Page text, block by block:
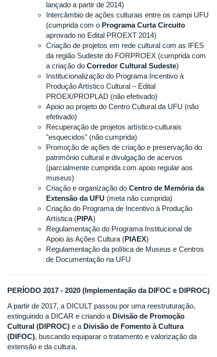
lançado a partir de 2014)
Intercâmbio de ações culturais entre os campi UFU
(cumprida com o Programa Curta Circuito
aprovado no Edital PROEXT 2014)
Criação de projetos em rede cultural com as IFES
da região Sudeste do FORPROEX (cumprida com
a criação do Corredor Cultural Sudeste)
Institucionalização do Programa Incentivo à
Produção Artístico Cultural – Edital
PROEX/PROPLAD (não efetivado)
Apoio ao projeto do Centro Cultural da UFU (não
efetivado)
Recuperação de projetos artístico-culturais
"esquecidos" (não cumprida)
Promoção de ações de criação e preservação do
patrimônio cultural e divulgação de acervos
(parcialmente cumprida com apoio regular aos
museus)
Criação e organização do Centro de Memória da
Extensão da UFU (meta não cumprida)
Criação do Programa de Incentivo à Produção
Artística (PIPA)
Regulamentação do Programa Institucional de
Apoio às Ações Cultura (PIAEX)
Regulamentação da política de Museus e Centros
de Documentação na UFU
PERÍODO 2017 - 2020 (Implementação da DIFOC e DIPROC)
A partir de 2017, a DICULT passou por uma reestruturação,
extinguindo a DICAR e criando a Divisão de Promoção
Cultural (DIPROC) e a Divisão de Fomento à Cultura
(DIFOC), buscando equiparar o tratamento e valorização da
extensão e da cultura.